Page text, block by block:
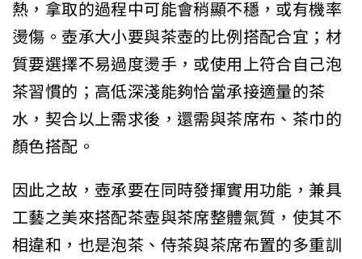
熱，拿取的過程中可能會稍顯不穩，或有機率
燙傷。壺承大小要與茶壺的比例搭配合宜；材
質要選擇不易過度燙手，或使用上符合自己泡
茶習慣的；高低深淺能夠恰當承接適量的茶
水，契合以上需求後，還需與茶席布、茶巾的
顏色搭配。
因此之故，壺承要在同時發揮實用功能，兼具
工藝之美來搭配茶壺與茶席整體氣質，使其不
相違和，也是泡茶、侍茶與茶席布置的多重訓